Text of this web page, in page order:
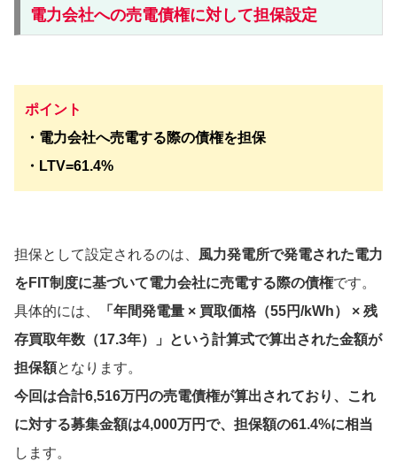
電力会社への売電債権に対して担保設定
ポイント
・ 電力会社へ売電する際の債権を担保
・LTV=61.4%
担保として設定されるのは、 風力発電所で発電された電力
をFIT制度に基づいて電力会社に売電する際の債権です。
具体的には、
「年間発電量 × 買取価格（55円/kWh） × 残
存買取年数（17.3年）」という計算式で算出された金額が
担保額となります。
今回は合計6,516万円の売電債権が算出されており、これ
に対する募集金額は4,000万円で、担保額の61.4%に相当
します。